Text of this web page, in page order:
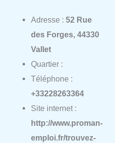
Adresse : 52 Rue
des Forges, 44330
Vallet
Quartier :
Téléphone :
+33228263364
Site internet :
http://www.proman-
emploi.fr/trouvez-